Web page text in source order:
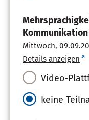
Kommunikation
Mittwoch,
Details anzeigen
Video-
keine